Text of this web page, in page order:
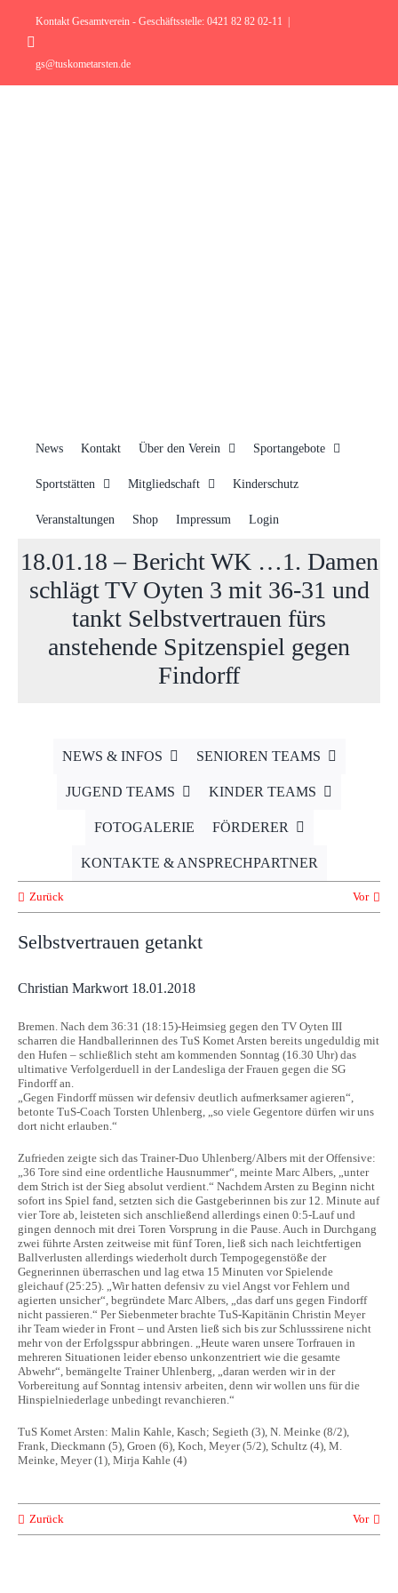
springen
Kontakt Gesamtverein - Geschäftsstelle: 0421 82 82 02-11
gs@tuskometarsten.de
News Kontakt Über den Verein Sportangebote
Sportstätten Mitgliedschaft Kinderschutz
Veranstaltungen Shop Impressum Login
18.01.18 – Bericht WK …1. Damen
schlägt TV Oyten 3 mit 36-31 und
tankt Selbstvertrauen fürs
anstehende Spitzenspiel gegen
Findorff
NEWS & INFOS SENIOREN TEAMS
JUGEND TEAMS KINDER TEAMS
FOTOGALERIE FÖRDERER
KONTAKTE & ANSPRECHPARTNER
Zurück Vor
Selbstvertrauen getankt
Christian Markwort 18.01.2018
Bremen. Nach dem 36:31 (18:15)-Heimsieg gegen den TV Oyten III
scharren die Handballerinnen des TuS Komet Arsten bereits ungeduldig mit
den Hufen – schließlich steht am kommenden Sonntag (16.30 Uhr) das
ultimative Verfolgerduell in der Landesliga der Frauen gegen die SG
Findorff an.
„Gegen Findorff müssen wir defensiv deutlich aufmerksamer agieren“,
betonte TuS-Coach Torsten Uhlenberg, „so viele Gegentore dürfen wir uns
dort nicht erlauben.“
Zufrieden zeigte sich das Trainer-Duo Uhlenberg/Albers mit der Offensive:
„36 Tore sind eine ordentliche Hausnummer“, meinte Marc Albers, „unter
dem Strich ist der Sieg absolut verdient.“ Nachdem Arsten zu Beginn nicht
sofort ins Spiel fand, setzten sich die Gastgeberinnen bis zur 12. Minute auf
vier Tore ab, leisteten sich anschließend allerdings einen 0:5-Lauf und
gingen dennoch mit drei Toren Vorsprung in die Pause. Auch in Durchgang
zwei führte Arsten zeitweise mit fünf Toren, ließ sich nach leichtfertigen
Ballverlusten allerdings wiederholt durch Tempogegenstöße der
Gegnerinnen überraschen und lag etwa 15 Minuten vor Spielende
gleichauf (25:25). „Wir hatten defensiv zu viel Angst vor Fehlern und
agierten unsicher“, begründete Marc Albers, „das darf uns gegen Findorff
nicht passieren.“ Per Siebenmeter brachte TuS-Kapitänin Christin Meyer
ihr Team wieder in Front – und Arsten ließ sich bis zur Schlusssirene nicht
mehr von der Erfolgsspur abbringen. „Heute waren unsere Torfrauen in
mehreren Situationen leider ebenso unkonzentriert wie die gesamte
Abwehr“, bemängelte Trainer Uhlenberg, „daran werden wir in der
Vorbereitung auf Sonntag intensiv arbeiten, denn wir wollen uns für die
Hinspielniederlage unbedingt revanchieren.“
TuS Komet Arsten: Malin Kahle, Kasch; Segieth (3), N. Meinke (8/2),
Frank, Dieckmann (5), Groen (6), Koch, Meyer (5/2), Schultz (4), M.
Meinke, Meyer (1), Mirja Kahle (4)
Zurück Vor